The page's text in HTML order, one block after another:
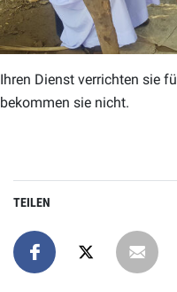
Ihren Dienst verrichten sie
bekommen sie nicht.
TEILEN